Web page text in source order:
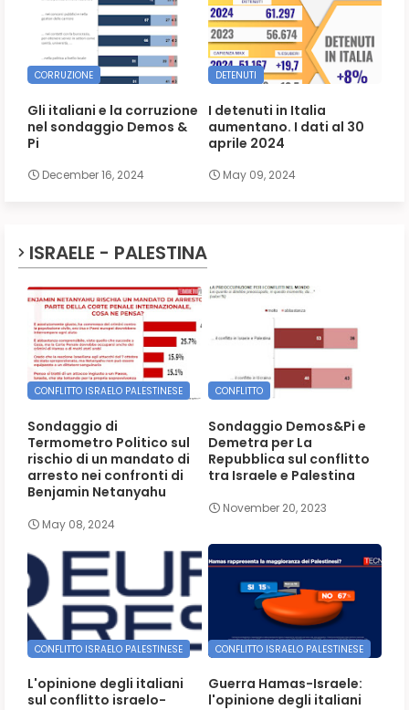
CORRUZIONE
Gli italiani e la corruzione
nel sondaggio Demos &
Pi
December 16, 2024
DETENUTI
I detenuti in Italia
aumentano. I dati al 30
aprile 2024
May 09, 2024
ISRAELE - PALESTINA
CONFLITTO ISRAELO PALESTINESE
Sondaggio di
Termometro Politico sul
rischio di un mandato di
arresto nei confronti di
Benjamin Netanyahu
May 08, 2024
CONFLITTO
Sondaggio Demos&Pi e
Demetra per La
Repubblica sul conflitto
tra Israele e Palestina
November 20, 2023
CONFLITTO ISRAELO PALESTINESE
L'opinione degli italiani
sul conflitto israelo-
CONFLITTO ISRAELO PALESTINESE
Guerra Hamas-Israele:
l'opinione degli italiani